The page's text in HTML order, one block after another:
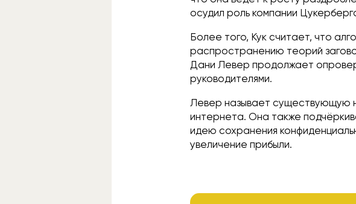
осудил роль компании
Более того, Кук считает, что
распространению теорий
Дани Левер продолжает
руководителями.
Левер называет существующую
интернета. Она также
идею сохранения
увеличение прибыли.